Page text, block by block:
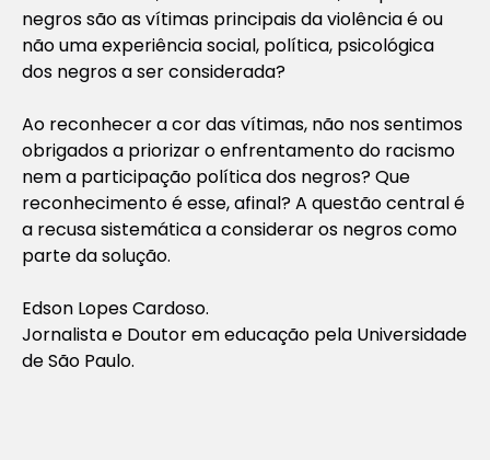
negros são as vítimas principais da violência é ou
não uma experiência social, política, psicológica
dos negros a ser considerada?
Ao reconhecer a cor das vítimas, não nos sentimos
obrigados a priorizar o enfrentamento do racismo
nem a participação política dos negros? Que
reconhecimento é esse, afinal? A questão central é
a recusa sistemática a considerar os negros como
parte da solução.
Edson Lopes Cardoso.
Jornalista e Doutor em educação pela Universidade
de São Paulo.